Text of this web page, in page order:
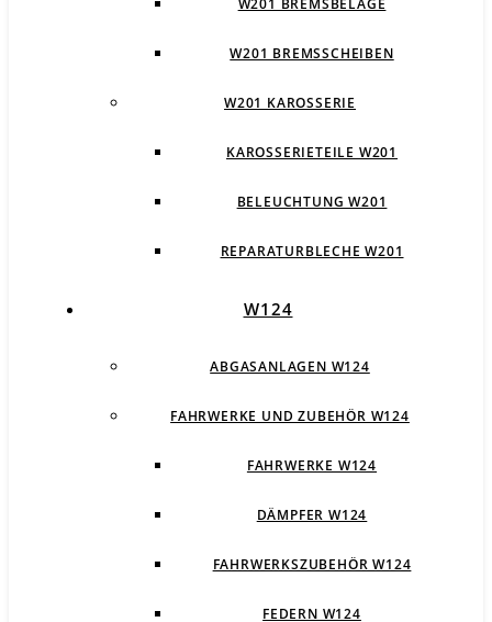
W201 BREMSBELÄGE
W201 BREMSSCHEIBEN
W201 KAROSSERIE
KAROSSERIETEILE W201
BELEUCHTUNG W201
REPARATURBLECHE W201
W124
ABGASANLAGEN W124
FAHRWERKE UND ZUBEHÖR W124
FAHRWERKE W124
DÄMPFER W124
FAHRWERKSZUBEHÖR W124
FEDERN W124